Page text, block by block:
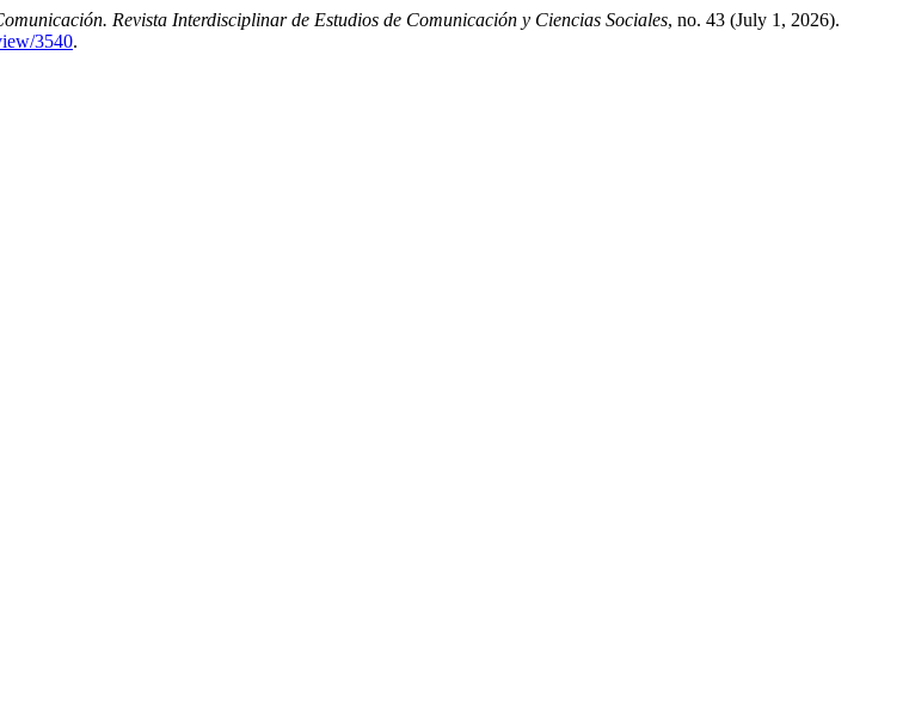
Revista Interdisciplinar de Estudios de Comunicación y Ciencias Sociales, no. 43 (July 1, 2026).
3540.